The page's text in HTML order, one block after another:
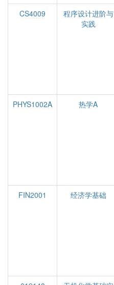
CS4009
程序设计进阶与
实践
PHYS1002A
热学A
FIN2001
经济学基础